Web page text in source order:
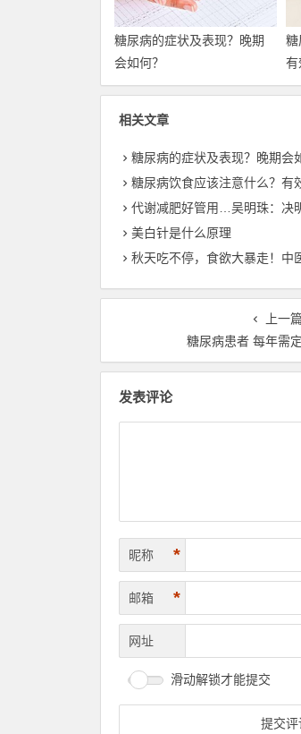
糖尿病的症状及表现？晚期
会如何？
糖
有
相关文章
糖尿病的症状及表现？晚期会
糖尿病饮食应该注意什么？有
代谢减肥好管用…吴明珠：决
美白针是什么原理
秋天吃不停，食欲大暴走！中医减肥
上一篇
糖尿病患者 每年需
发表评论
昵称 *
邮箱 *
网址
滑动解锁才能提交